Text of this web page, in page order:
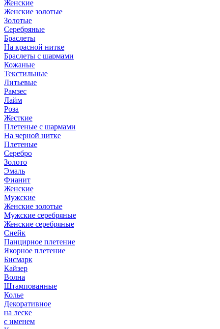
Женские
Женские золотые
Золотые
Серебряные
Браслеты
На красной нитке
Браслеты с шармами
Кожаные
Текстильные
Литьевые
Рамзес
Лайм
Роза
Жесткие
Плетеные с шармами
На черной нитке
Плетеные
Серебро
Золото
Эмаль
Фианит
Женские
Мужские
Женские золотые
Мужские серебряные
Женские серебряные
Снейк
Панцирное плетение
Якорное плетение
Бисмарк
Кайзер
Волна
Штампованные
Колье
Декоративное
на леске
с именем